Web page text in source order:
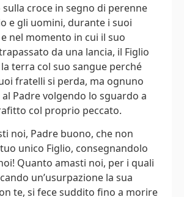
sulla croce in segno di perenne
e gli uomini, durante i suoi
nel momento in cui il suo
da una lancia, il Figlio
terra col suo sangue perché
fratelli si perda, ma ognuno
Padre volgendo lo sguardo a
col proprio peccato.
noi, Padre buono, che non
unico Figlio, consegnandolo
Quanto amasti noi, per i quali
un’usurpazione la sua
te, si fece suddito fino a morire